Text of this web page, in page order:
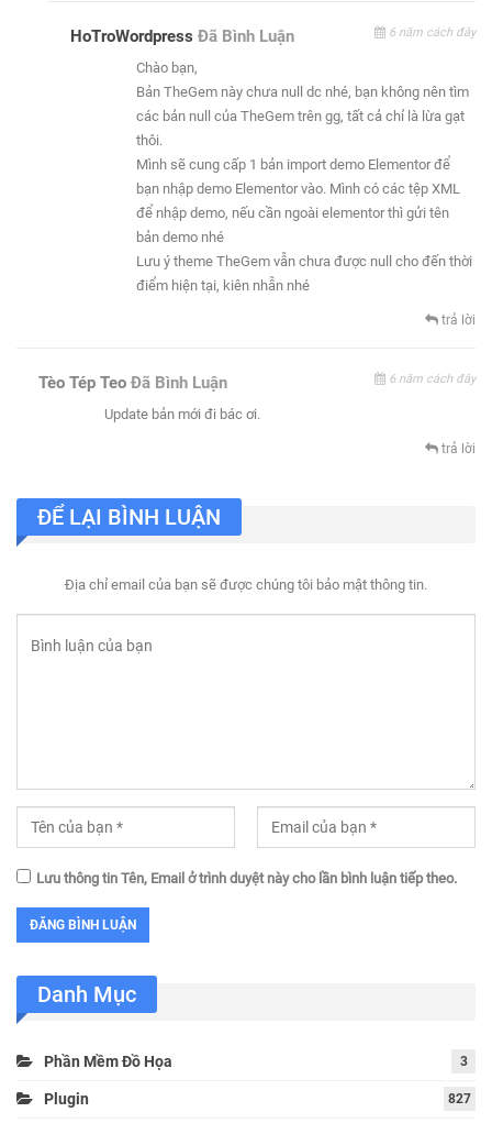
HoTroWordpress Đã Bình Luận 6 năm cách đây
Chào bạn,
Bản TheGem này chưa null dc nhé, bạn không nên tìm
các bản null của TheGem trên gg, tất cả chỉ là lừa gạt
thôi.
Mình sẽ cung cấp 1 bản import demo Elementor để
bạn nhập demo Elementor vào. Mình có các tệp XML
để nhập demo, nếu cần ngoài elementor thì gửi tên
bản demo nhé
Lưu ý theme TheGem vẫn chưa được null cho đến thời
điểm hiện tại, kiên nhẫn nhé
trả lời
Tèo Tép Teo Đã Bình Luận 6 năm cách đây
Update bản mới đi bác ơi.
trả lời
ĐỂ LẠI BÌNH LUẬN
Địa chỉ email của bạn sẽ được chúng tôi bảo mật thông tin.
Lưu thông tin Tên, Email ở trình duyệt này cho lần bình luận tiếp theo.
Danh Mục
Phần Mềm Đồ Họa 3
Plugin 827